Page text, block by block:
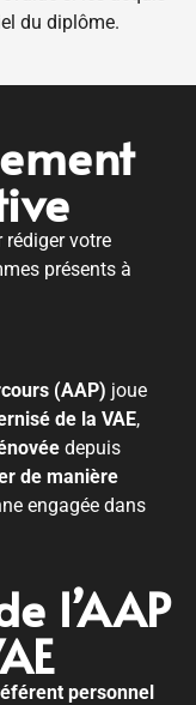
du diplôme.
rédiger votre
présents à
(AAP) joue
de la VAE,
depuis
de manière
engagée dans
l’AAP
personnel